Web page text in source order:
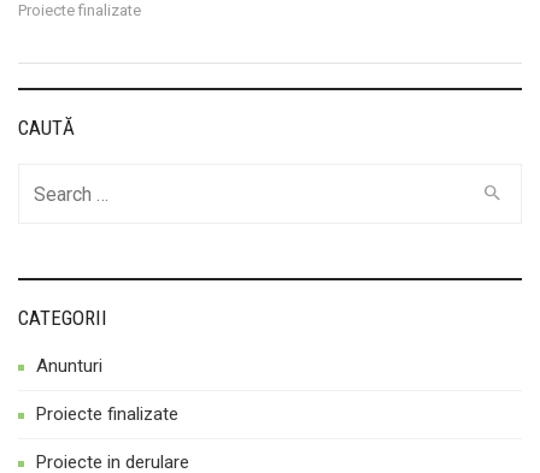
Proiecte finalizate
CAUTĂ
CATEGORII
Anunturi
Proiecte finalizate
Proiecte in derulare